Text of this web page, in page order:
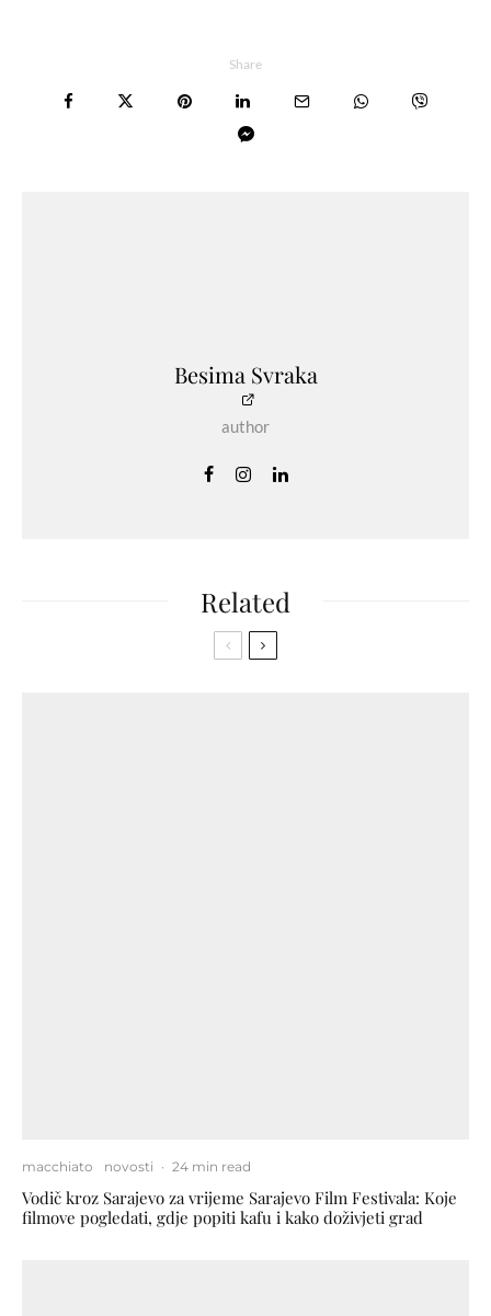
Share
Besima Svraka
author
Related
macchiato novosti · 24 min read
Vodič kroz Sarajevo za vrijeme Sarajevo Film Festivala: Koje
filmove pogledati, gdje popiti kafu i kako doživjeti grad